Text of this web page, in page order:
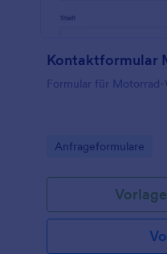
Kontaktformular
Formular für
Go to Category:
Anfrageformulare